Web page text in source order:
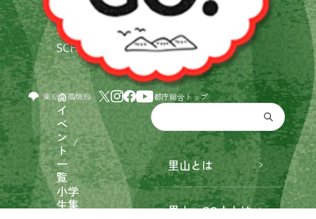
都庁総合トップ
里山とは
里山へGO！とは
一
覧
SCHEDULE
ホーム
イ
ベ
ン
ト
一
覧
小学
生集
ろう！